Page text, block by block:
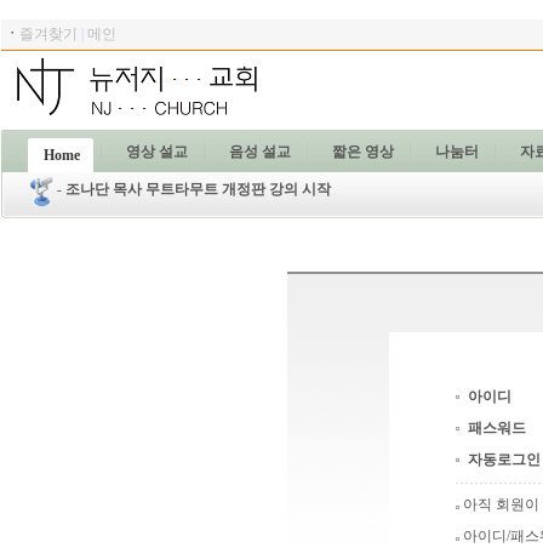
ㆍ 즐겨찾기 메인
Home 영상 설교 음성 설교 짧은 영상 나눔터 자
- 조나단 목사 무트타무트 개정판 강의 시작
아이디
패스워드
자동로그인
아직 회원
아이디/패